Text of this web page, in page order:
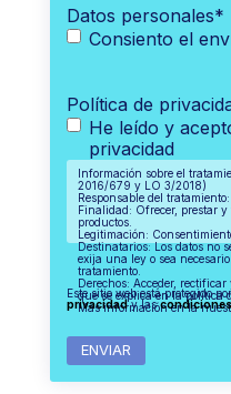
Datos personales*
Consiento el
Política de
He leído y
privacidad
Información sobre el
2016/679 y LO 3/2018)
Responsable del
Finalidad: Ofrecer, prestar
productos.
Legitimación:
Destinatarios: Los datos no
exija una ley o sea
tratamiento.
Derechos: Acceder,
que se explica en la política
Más información en la
Este sitio web está protegido
privacidady las